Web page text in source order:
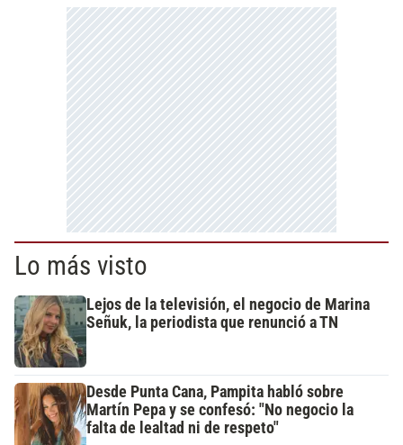
Lo más visto
Lejos de la televisión, el negocio de Marina
Señuk, la periodista que renunció a TN
Desde Punta Cana, Pampita habló sobre
Martín Pepa y se confesó: "No negocio la
falta de lealtad ni de respeto"